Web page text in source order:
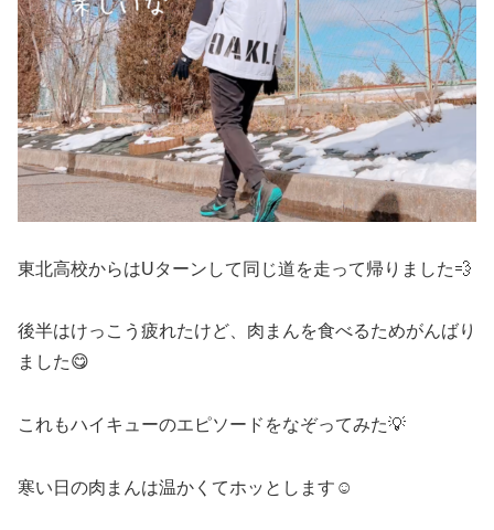
東北高校からはUターンして同じ道を走って帰りました💨
後半はけっこう疲れたけど、肉まんを食べるためがんばり
ました😋
これもハイキューのエピソードをなぞってみた💡
寒い日の肉まんは温かくてホッとします☺️